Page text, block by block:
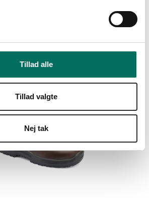
Tillad alle
Tillad valgte
Nej tak